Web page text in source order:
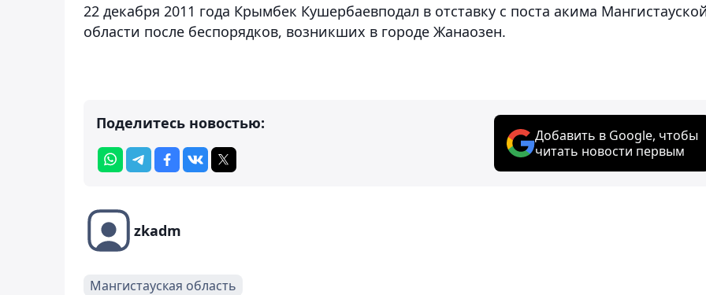
22 декабря 2011 года Крымбек Кушербаевподал в отставку с поста акима
области после беспорядков, возникших в городе Жанаозен.
Поделитесь новостью:
Добавить в Google, чтобы
читать новости первым
zkadm
Мангистауская область